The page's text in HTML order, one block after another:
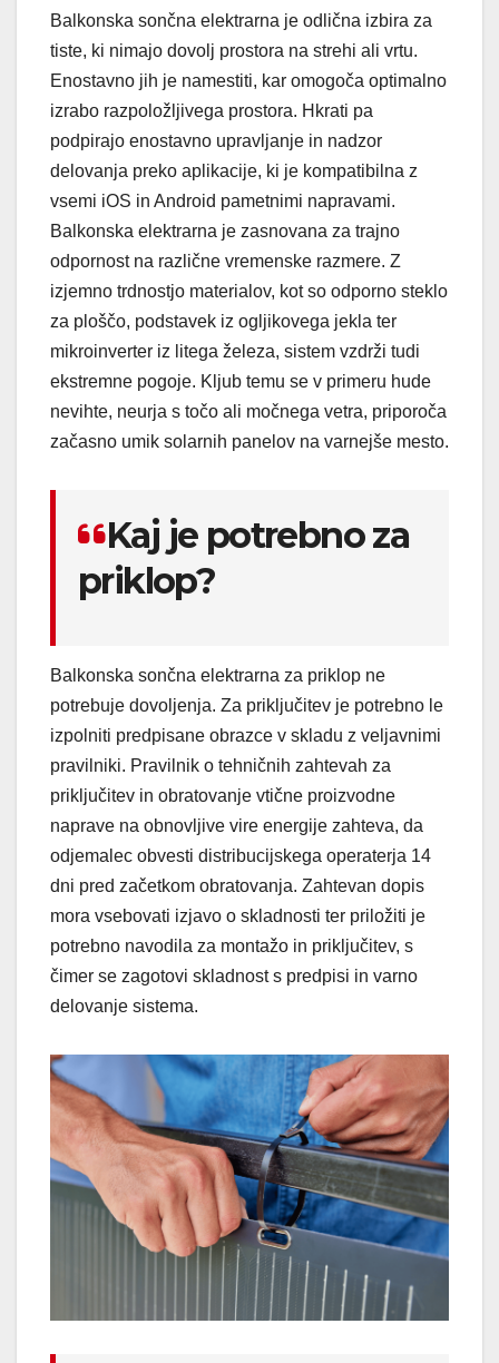
Balkonska sončna elektrarna je odlična izbira za
tiste, ki nimajo dovolj prostora na strehi ali vrtu.
Enostavno jih je namestiti, kar omogoča optimalno
izrabo razpoložljivega prostora. Hkrati pa
podpirajo enostavno upravljanje in nadzor
delovanja preko aplikacije, ki je kompatibilna z
vsemi iOS in Android pametnimi napravami.
Balkonska elektrarna je zasnovana za trajno
odpornost na različne vremenske razmere. Z
izjemno trdnostjo materialov, kot so odporno steklo
za ploščo, podstavek iz ogljikovega jekla ter
mikroinverter iz litega železa, sistem vzdrži tudi
ekstremne pogoje. Kljub temu se v primeru hude
nevihte, neurja s točo ali močnega vetra, priporoča
začasno umik solarnih panelov na varnejše mesto.
Kaj je potrebno za
priklop?
Balkonska sončna elektrarna za priklop ne
potrebuje dovoljenja. Za priključitev je potrebno le
izpolniti predpisane obrazce v skladu z veljavnimi
pravilniki. Pravilnik o tehničnih zahtevah za
priključitev in obratovanje vtične proizvodne
naprave na obnovljive vire energije zahteva, da
odjemalec obvesti distribucijskega operaterja 14
dni pred začetkom obratovanja. Zahtevan dopis
mora vsebovati izjavo o skladnosti ter priložiti je
potrebno navodila za montažo in priključitev, s
čimer se zagotovi skladnost s predpisi in varno
delovanje sistema.